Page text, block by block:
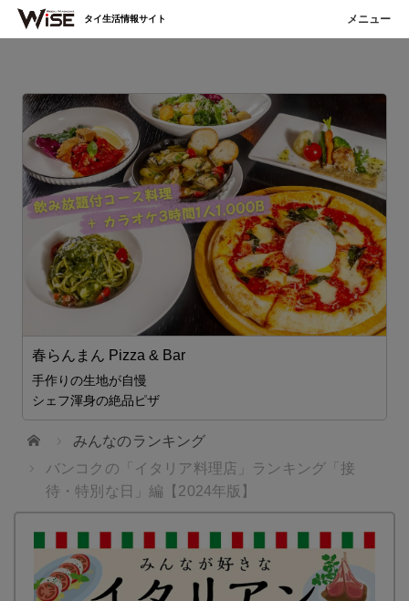
春らんまん Pizza & Bar
手作りの生地が自慢
シェフ渾身の絶品ピザ
ホーム みんなのランキング
バンコクの「イタリア料理店」ランキング「接
待・特別な日」編【2024年版】
タイ生活情報サイト